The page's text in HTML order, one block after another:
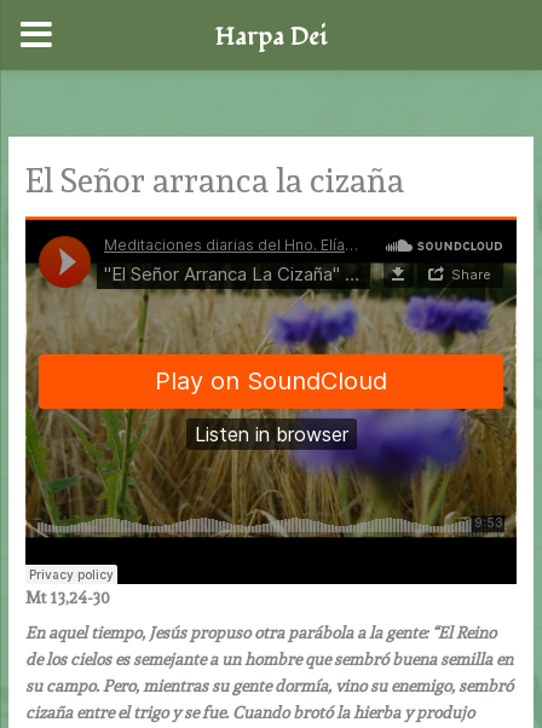
contenido
El Señor arranca la cizaña
Mt 13,24-30
En aquel tiempo, Jesús propuso otra parábola a la gente: “El Reino
de los cielos es semejante a un hombre que sembró buena semilla en
su campo. Pero, mientras su gente dormía, vino su enemigo, sembró
cizaña entre el trigo y se fue. Cuando brotó la hierba y produjo
Harpa Dei